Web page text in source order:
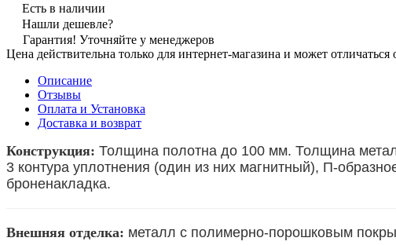
Есть в наличии
Нашли дешевле?
Гарантия! Уточняйте у менеджеров
Цена действительна только для интернет-магазина и может
Описание
Отзывы
Оплата и Установка
Доставка и возврат
Конструкция: Толщина полотна до 100 мм. Толщина
3 контура уплотнения (один из них магнитный), П-
броненакладка.
Внешняя отделка: металл с полимерно-порошковым